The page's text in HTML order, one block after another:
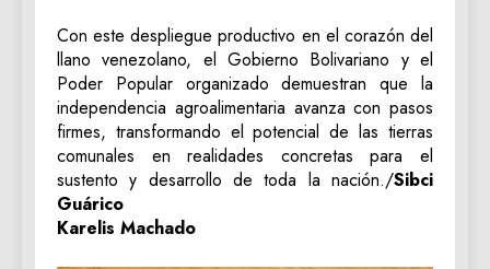
Con este despliegue productivo en el corazón del
llano venezolano, el Gobierno Bolivariano y el
Poder Popular organizado demuestran que la
independencia agroalimentaria avanza con pasos
firmes, transformando el potencial de las tierras
comunales en realidades concretas para el
sustento y desarrollo de toda la nación./Sibci
Guárico
Karelis Machado